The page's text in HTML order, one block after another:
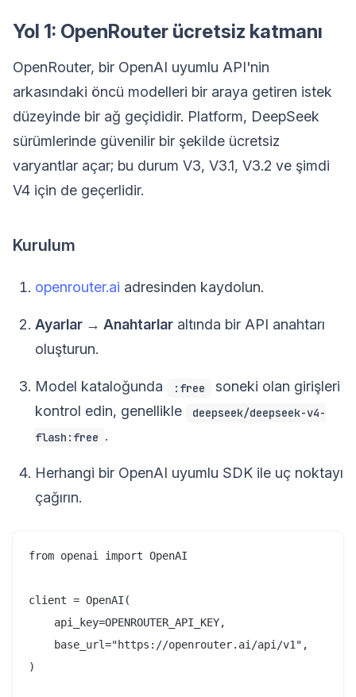
Yol 1: OpenRouter ücretsiz katmanı
OpenRouter, bir OpenAI uyumlu API'nin
arkasındaki öncü modelleri bir araya getiren istek
düzeyinde bir ağ geçididir. Platform, DeepSeek
sürümlerinde güvenilir bir şekilde ücretsiz
varyantlar açar; bu durum V3, V3.1, V3.2 ve şimdi
V4 için de geçerlidir.
Kurulum
openrouter.ai adresinden kaydolun.
Ayarlar → Anahtarlar altında bir API anahtarı
oluşturun.
Model kataloğunda :free
soneki olan girişleri
kontrol edin, genellikle
deepseek/deepseek-v4-
flash:free .
Herhangi bir OpenAI uyumlu SDK ile uç noktayı
çağırın.
from openai import OpenAI
client = OpenAI(
    api_key=OPENROUTER_API_KEY,
    base_url="https://openrouter.ai/api/v1",
)